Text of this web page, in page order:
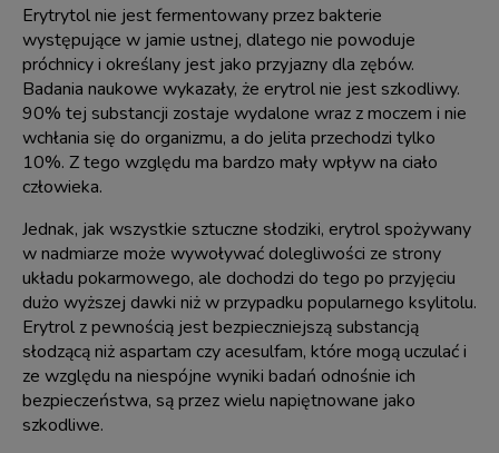
Erytrytol nie jest fermentowany przez bakterie
występujące w jamie ustnej, dlatego nie powoduje
próchnicy i określany jest jako przyjazny dla zębów.
Badania naukowe wykazały, że erytrol nie jest szkodliwy.
90% tej substancji zostaje wydalone wraz z moczem i nie
wchłania się do organizmu, a do jelita przechodzi tylko
10%. Z tego względu ma bardzo mały wpływ na ciało
człowieka.
Jednak, jak wszystkie sztuczne słodziki, erytrol spożywany
w nadmiarze może wywoływać dolegliwości ze strony
układu pokarmowego, ale dochodzi do tego po przyjęciu
dużo wyższej dawki niż w przypadku popularnego ksylitolu.
Erytrol z pewnością jest bezpieczniejszą substancją
słodzącą niż aspartam czy acesulfam, które mogą uczulać i
ze względu na niespójne wyniki badań odnośnie ich
bezpieczeństwa, są przez wielu napiętnowane jako
szkodliwe.